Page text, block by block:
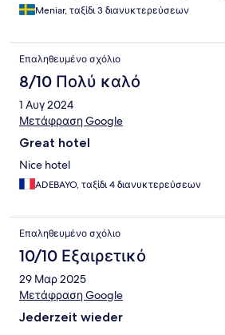
Meniar, ταξίδι 3 διανυκτερεύσεων
Επαληθευμένο σχόλιο
8/10 Πολύ καλό
1 Αυγ 2024
Μετάφραση Google
Great hotel
Nice hotel
ADEBAYO, ταξίδι 4 διανυκτερεύσεων
Επαληθευμένο σχόλιο
10/10 Εξαιρετικό
29 Μαρ 2025
Μετάφραση Google
Jederzeit wieder